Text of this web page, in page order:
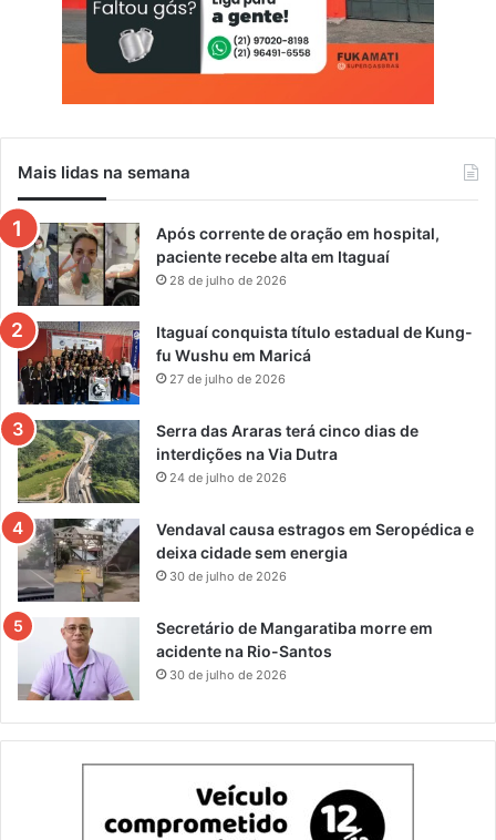
Mais lidas na semana
Após corrente de oração em hospital,
paciente recebe alta em Itaguaí
28 de julho de 2026
Itaguaí conquista título estadual de Kung-
fu Wushu em Maricá
27 de julho de 2026
Serra das Araras terá cinco dias de
interdições na Via Dutra
24 de julho de 2026
Vendaval causa estragos em Seropédica e
deixa cidade sem energia
30 de julho de 2026
Secretário de Mangaratiba morre em
acidente na Rio-Santos
30 de julho de 2026